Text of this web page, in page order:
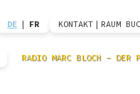
DE | FR KONTAKT | RAUM